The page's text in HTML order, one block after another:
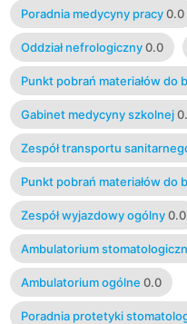
ginekologii i położnictwa,
Poradnia medycyny pracy 0.0
Oddział nefrologiczny 0.0
Punkt pobrań materiałów do
Gabinet medycyny szkolnej
Zespół transportu
Punkt pobrań materiałów do
Zespół wyjazdowy ogólny 0.0
Ambulatorium
Ambulatorium ogólne 0.0
Poradnia protetyki